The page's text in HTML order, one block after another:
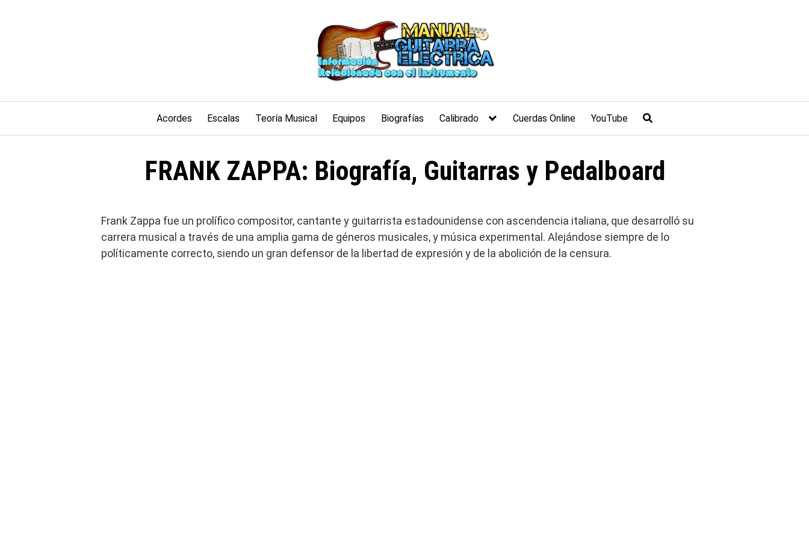
Acordes Escalas Teoría Musical Equipos Biografías Calibrado Cuerdas Online YouTube
FRANK ZAPPA: Biografía, Guitarras y Pedalboard
Frank Zappa fue un prolífico compositor, cantante y guitarrista estadounidense con ascendencia italiana, que desarrolló su
carrera musical a través de una amplia gama de géneros musicales, y música experimental. Alejándose siempre de lo
políticamente correcto, siendo un gran defensor de la libertad de expresión y de la abolición de la censura.